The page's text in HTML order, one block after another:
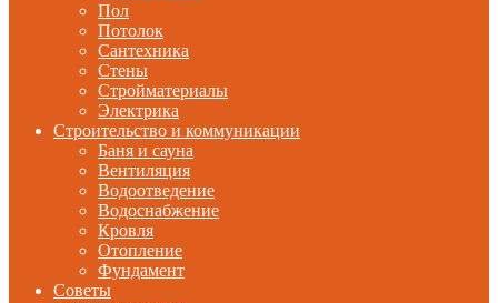
Пол
Потолок
Сантехника
Стены
Стройматериалы
Электрика
Строительство и коммуникации
Баня и сауна
Вентиляция
Водоотведение
Водоснабжение
Кровля
Отопление
Фундамент
Советы